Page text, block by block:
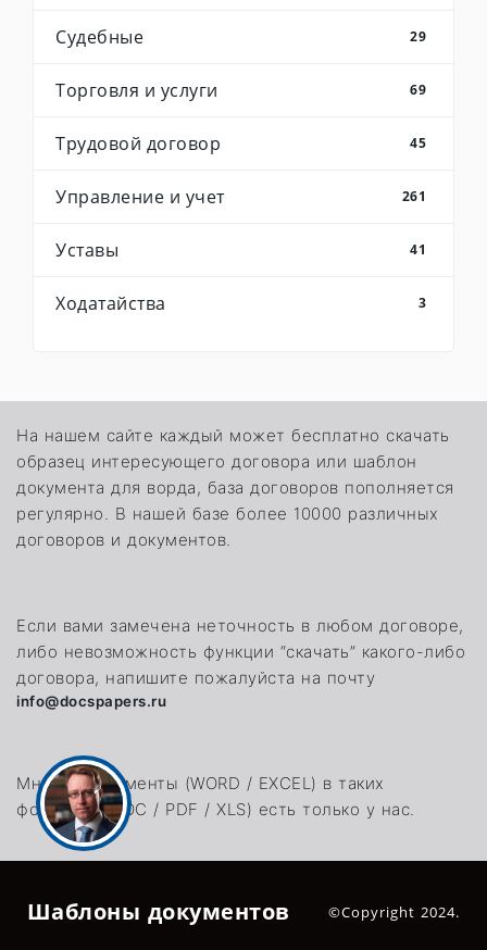
Судебные 29
Торговля и услуги 69
Трудовой договор 45
Управление и учет 261
Уставы 41
Ходатайства 3
На нашем сайте каждый может бесплатно скачать
образец интересующего договора или шаблон
документа для ворда, база договоров пополняется
регулярно. В нашей базе более 10000 различных
договоров и документов.
Если вами замечена неточность в любом договоре,
либо невозможность функции “скачать” какого-либо
договора, напишите пожалуйста на почту
info@docspapers.ru
Многие документы (WORD / EXCEL) в таких
форматах (DOC / PDF / XLS) есть только у нас.
Шаблоны документов ©Copyright 2024.